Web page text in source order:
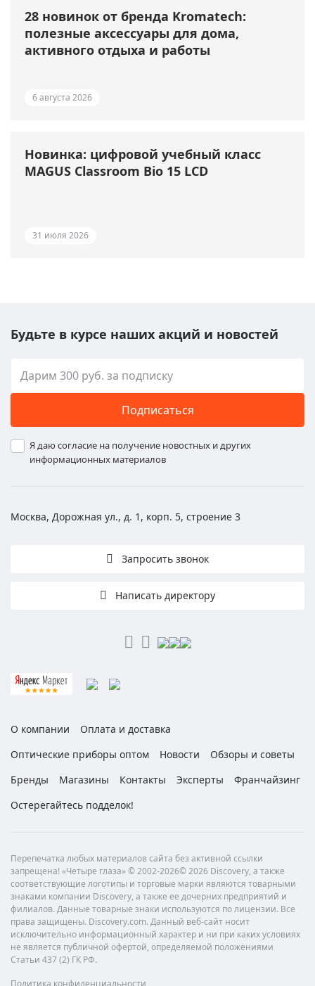
28 новинок от бренда Kromatech:
полезные аксессуары для дома,
активного отдыха и работы
6 августа 2026
Новинка: цифровой учебный класс
MAGUS Classroom Bio 15 LCD
31 июля 2026
Будьте в курсе наших акций и новостей
Подписаться
Я даю согласие на получение новостных и других
информационных материалов
Москва, Дорожная ул., д. 1, корп. 5, строение 3
Запросить звонок
Написать директору
О компании
Оплата и доставка
Оптические приборы оптом
Новости
Обзоры и советы
Бренды
Магазины Контакты Эксперты
Франчайзинг
Остерегайтесь подделок!
Перепечатка любых материалов сайта без активной ссылки
запрещена! «Четыре глаза» © 2002-2026© 2026 Discovery, а также
соответствующие логотипы и торговые марки являются товарными
знаками компании Discovery, а также ее дочерних предприятий и
филиалов. Данные товарные знаки используются по лицензии. Все
права защищены. Discovery.com. Данный веб-сайт носит
исключительно информационный характер и ни при каких условиях
не является публичной офертой, определяемой положениями
Статьи 437 (2) ГК РФ.
Политика конфиденциальности